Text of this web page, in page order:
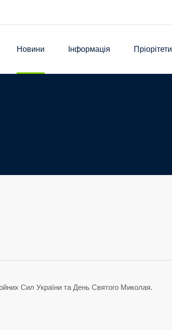
Новини Інформація Пріорітети
Сил України та День Святого Миколая.